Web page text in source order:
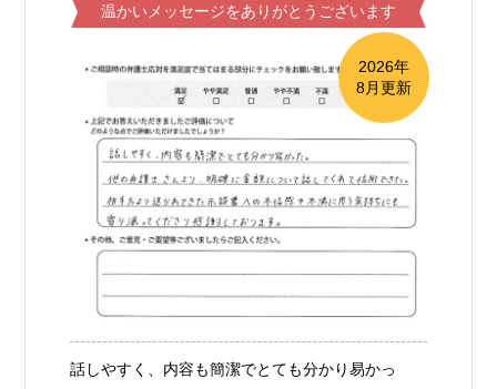
温かいメッセージをありがとうございます
2026年
8月更新
話しやすく、内容も簡潔でとても分かり易かっ